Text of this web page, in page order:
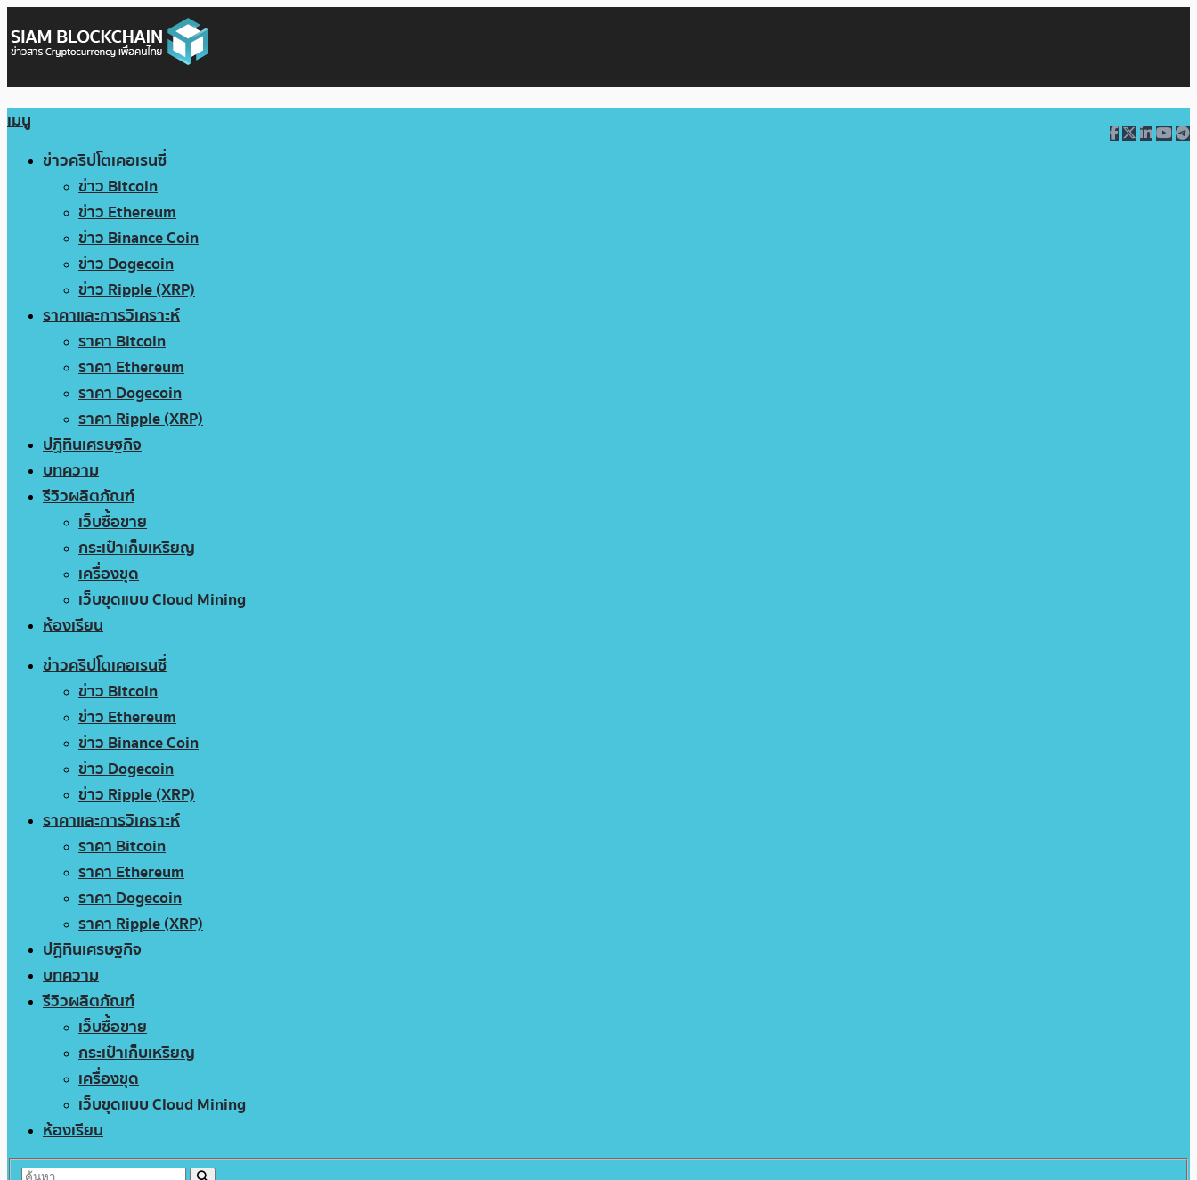
เมนู
ข่าวคริปโตเคอเรนซี่
ข่าว Bitcoin
ข่าว Ethereum
ข่าว Binance Coin
ข่าว Dogecoin
ข่าว Ripple (XRP)
ราคาและการวิเคราะห์
ราคา Bitcoin
ราคา Ethereum
ราคา Dogecoin
ราคา Ripple (XRP)
ปฏิทินเศรษฐกิจ
บทความ
รีวิวผลิตภัณฑ์
เว็บซื้อขาย
กระเป๋าเก็บเหรียญ
เครื่องขุด
เว็บขุดแบบ Cloud Mining
ห้องเรียน
ข่าวคริปโตเคอเรนซี่
ข่าว Bitcoin
ข่าว Ethereum
ข่าว Binance Coin
ข่าว Dogecoin
ข่าว Ripple (XRP)
ราคาและการวิเคราะห์
ราคา Bitcoin
ราคา Ethereum
ราคา Dogecoin
ราคา Ripple (XRP)
ปฏิทินเศรษฐกิจ
บทความ
รีวิวผลิตภัณฑ์
เว็บซื้อขาย
กระเป๋าเก็บเหรียญ
เครื่องขุด
เว็บขุดแบบ Cloud Mining
ห้องเรียน